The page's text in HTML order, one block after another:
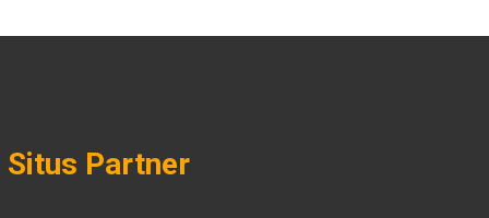
Situs Partner